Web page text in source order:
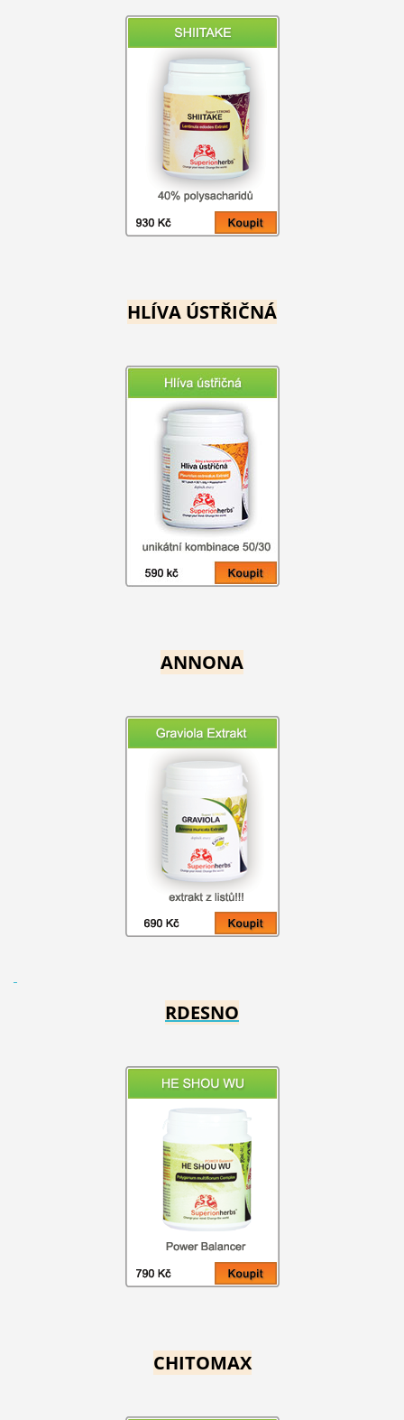
HLÍVA ÚSTŘIČNÁ
ANNONA
RDESNO
CHITOMAX